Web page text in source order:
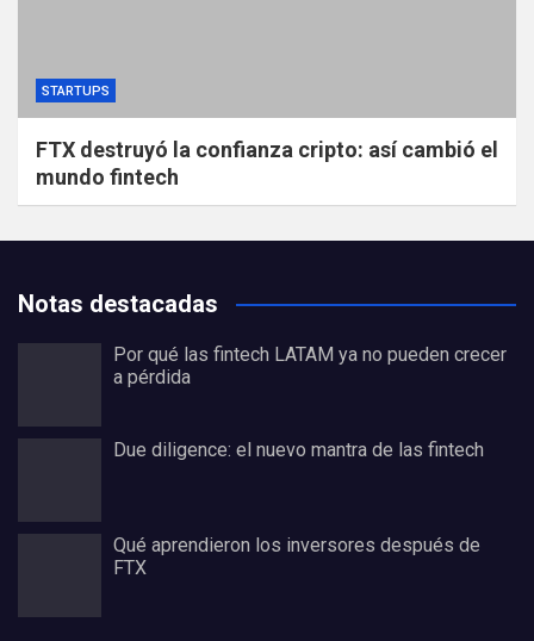
STARTUPS
FTX destruyó la confianza cripto: así cambió el
mundo fintech
Notas destacadas
Por qué las fintech LATAM ya no pueden crecer
a pérdida
Due diligence: el nuevo mantra de las fintech
Qué aprendieron los inversores después de
FTX